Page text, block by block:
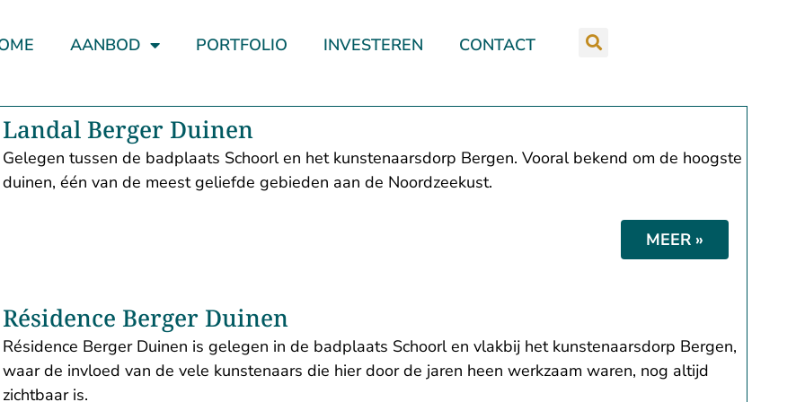
AANBOD PORTFOLIO INVESTEREN CONTACT
Landal Berger Duinen
Gelegen tussen de badplaats Schoorl en het kunstenaarsdorp Bergen. Vooral bekend om de hoogste
duinen, één van de meest geliefde gebieden aan de Noordzeekust.
MEER »
Résidence Berger Duinen
Résidence Berger Duinen is gelegen in de badplaats Schoorl en vlakbij het kunstenaarsdorp Bergen,
waar de invloed van de vele kunstenaars die hier door de jaren heen werkzaam waren, nog altijd
zichtbaar is.